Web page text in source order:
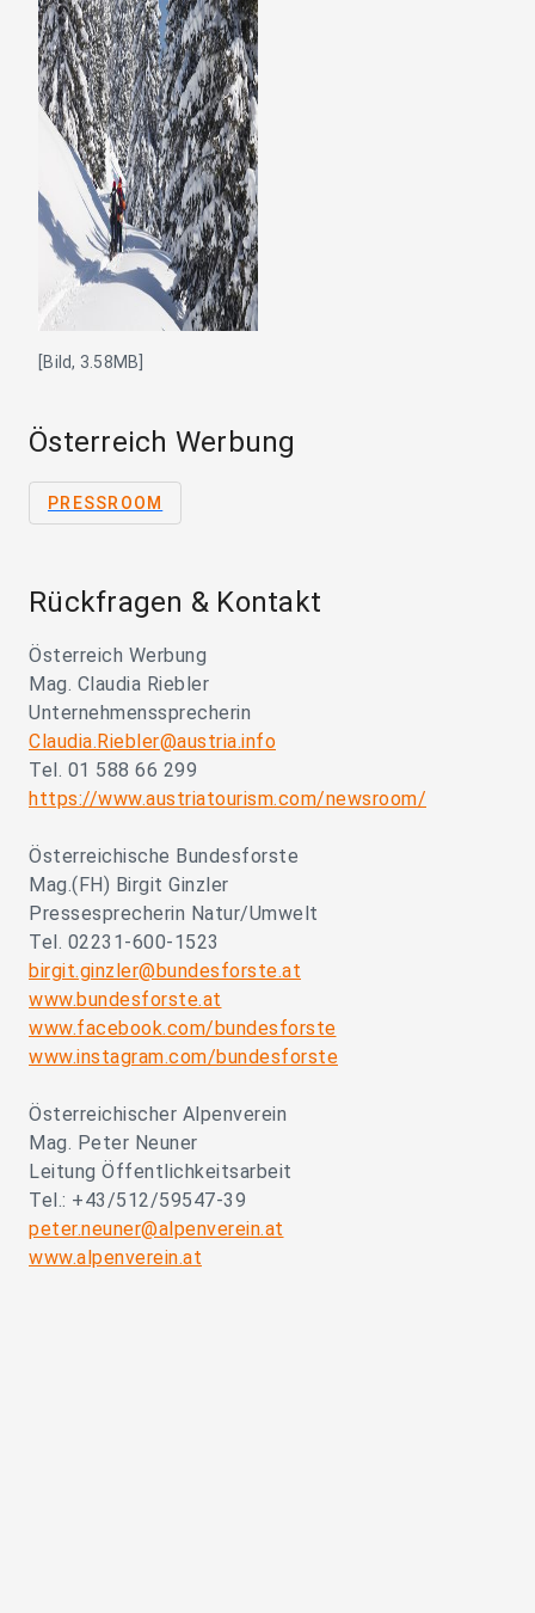
[Bild, 3.58MB]
Österreich Werbung
PRESSROOM
Rückfragen & Kontakt
Österreich Werbung
Mag. Claudia Riebler
Unternehmenssprecherin
Claudia.Riebler@austria.info
Tel. 01 588 66 299
https://www.austriatourism.com/newsroom/
Österreichische Bundesforste
Mag.(FH) Birgit Ginzler
Pressesprecherin Natur/Umwelt
Tel. 02231-600-1523
birgit.ginzler@bundesforste.at
www.bundesforste.at
www.facebook.com/bundesforste
www.instagram.com/bundesforste
Österreichischer Alpenverein
Mag. Peter Neuner
Leitung Öffentlichkeitsarbeit
Tel.: +43/512/59547-39
peter.neuner@alpenverein.at
www.alpenverein.at